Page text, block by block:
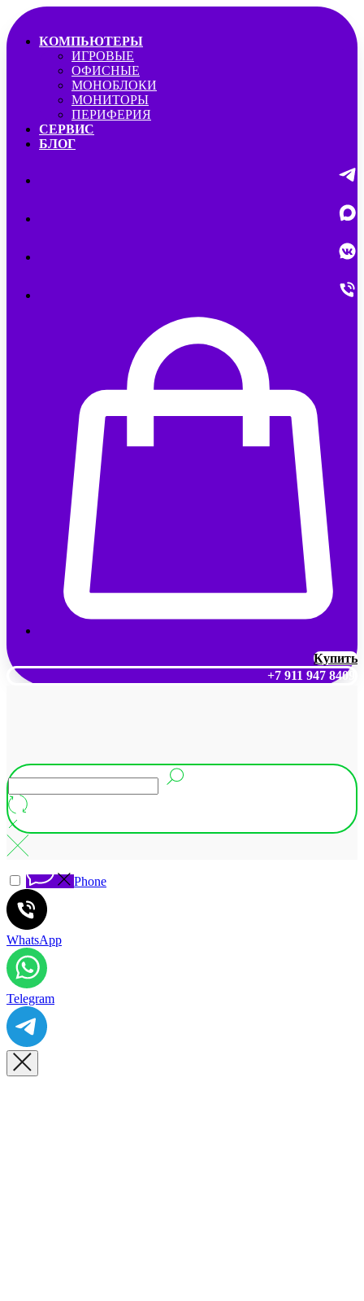
КОМПЬЮТЕРЫ
ИГРОВЫЕ
ОФИСНЫЕ
МОНОБЛОКИ
МОНИТОРЫ
ПЕРИФЕРИЯ
СЕРВИС
БЛОГ
Купить
+7 911 947 8409
Phone
WhatsApp
Telegram